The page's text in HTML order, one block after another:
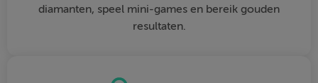
diamanten, speel mini-games en bereik gouden
resultaten.